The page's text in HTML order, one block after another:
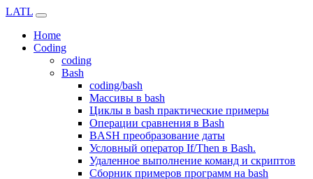
LATL
Home
Coding
coding
Bash
coding/bash
Массивы в bash
Циклы в bash практические примеры
Операции сравнения в Bash
BASH преобразование даты
Условный оператор If/Then в Bash.
Удаленное выполнение команд и скриптов
Сборник примеров программ на bash